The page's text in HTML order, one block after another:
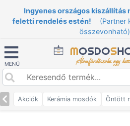
Ingyenes országos kiszállítás
feletti rendelés estén!
(Partner
összevonható)
MENÜ
MOSDOS
Álomfürdőszoba egy
Akciók Kerámia mosdók Öntött